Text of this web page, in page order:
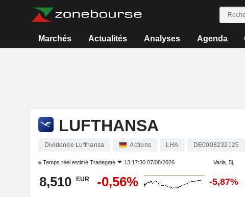
Marchés Actualités Analyses Agenda
LUFTHANSA
Dividende Lufthansa Actions LHA DE0008232125
Temps réel estimé Tradegate 13:17:30 07/08/2026 Varia. 5j.
8,510 EUR -0,56% -5,87%